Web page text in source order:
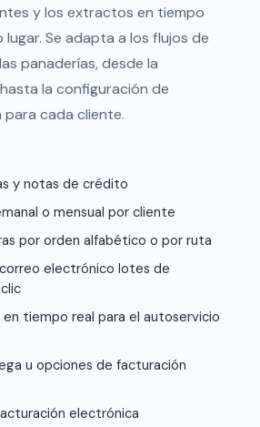
y los extractos en tiempo
Se adapta a los flujos de
panaderías, desde la
la configuración de
cada cliente.
y notas de crédito
o mensual por cliente
por orden alfabético o por ruta
electrónico lotes de
tiempo real para el autoservicio
u opciones de facturación
electrónica